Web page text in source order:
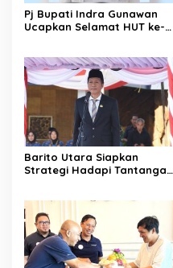
Pj Bupati Indra Gunawan
Ucapkan Selamat HUT ke-
Barito Utara Siapkan
Strategi Hadapi Tantangan